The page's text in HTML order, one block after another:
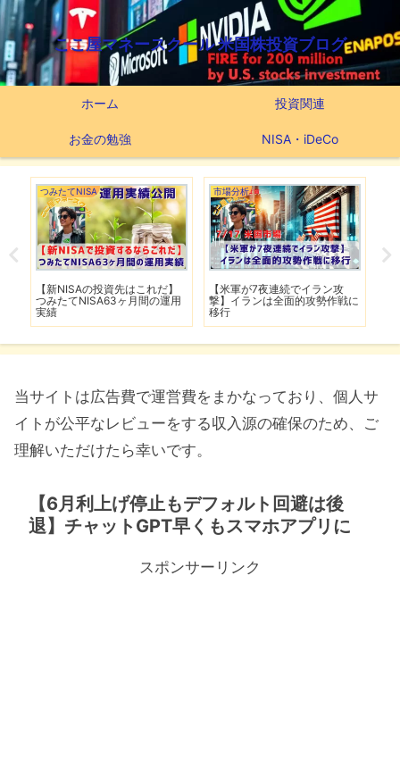
ここ屋マネースクール 米国株投資ブログ
ホーム 投資関連
お金の勉強 NISA・iDeCo
つみたてNISA
【新NISAの投資先はこれだ】
つみたてNISA63ヶ月間の運用
実績
市場分析
【米軍が7夜連続でイラン攻
撃】イランは全面的攻勢作戦に
移行
当サイトは広告費で運営費をまかなっており、個人サ
イトが公平なレビューをする収入源の確保のため、ご
理解いただけたら幸いです。
【6月利上げ停止もデフォルト回避は後
退】チャットGPT早くもスマホアプリに
スポンサーリンク